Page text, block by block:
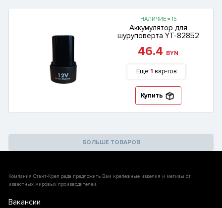
НАЛИЧИЕ = 15
Аккумулятор для
шуруповерта YT-82852
46.4 BYN
Еще 1 вар-тов
Купить
БОЛЬШЕ ТОВАРОВ
Компания Стант-Креп рада предложить Вам крепежные изделия и метизы от
известных мировых производителей.
Вакансии